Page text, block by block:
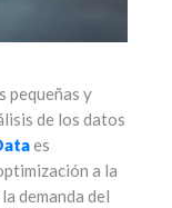
pequeñas y
de los datos
es
a la
demanda del